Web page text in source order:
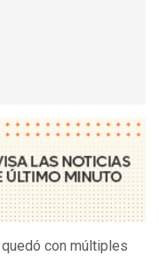
quedó con múltiples